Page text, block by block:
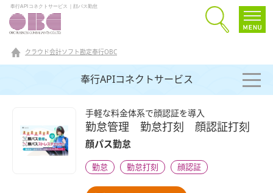
奉行APIコネクトサービス｜顔パス勤怠
クラウド会計ソフト勘定奉行OBC
奉行APIコネクトサービス
手軽な料金体系で顔認証を導入
勤怠管理 勤怠打刻 顔認証打刻
顔パス勤怠
勤怠 勤怠打刻 顔認証